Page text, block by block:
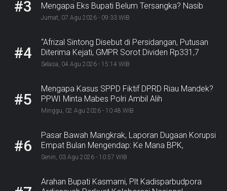
#3
Mengapa Eks Bupati Belum Tersangka? Nasib
Rp9,2 Miliar
Jumat, 07 Agu 2026 - 09:33 WIB
#4
“Afrizal Sintong Disebut di Persidangan, Putusan
Diterima Kejati, GMPR Sorot Dividen Rp331,7
Miliar”
Selasa, 04 Agu 2026 - 15:14 WIB
#5
Mengapa Kasus SPPD Fiktif DPRD Riau Mandek?
PPWI Minta Mabes Polri Ambil Alih
Minggu, 02 Agu 2026 - 10:48 WIB
#6
Pasar Bawah Mangkrak, Laporan Dugaan Korupsi
Empat Bulan Mengendap: Ke Mana BPK,
Inspektorat, dan Kejaksaan?
Senin, 03 Agu 2026 - 10:57 WIB
Arahan Bupati Kasmarni, Plt Kadisparbudpora